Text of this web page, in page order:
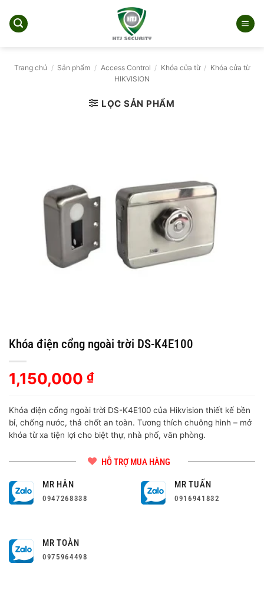
qua
Trang chủ / Sản phẩm / Access Control / Khóa cửa từ / Khóa cửa từ
HIKVISION
LỌC SẢN PHẨM
Khóa điện cổng ngoài trời DS-K4E100
1,150,000 ₫
Khóa điện cổng ngoài trời DS-K4E100 của Hikvision thiết kế bền
bỉ, chống nước, thả chốt an toàn. Tương thích chuông hình – mở
khóa từ xa tiện lợi cho biệt thự, nhà phố, văn phòng.
HỖ TRỢ MUA HÀNG
MR HÂN
0947268338
MR TUẤN
0916941832
MR TOÀN
0975964498